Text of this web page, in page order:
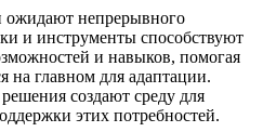
ожидают непрерывного
и инструменты способствуют
и навыков, помогая
на главном для адаптации.
создают среду для
этих потребностей.